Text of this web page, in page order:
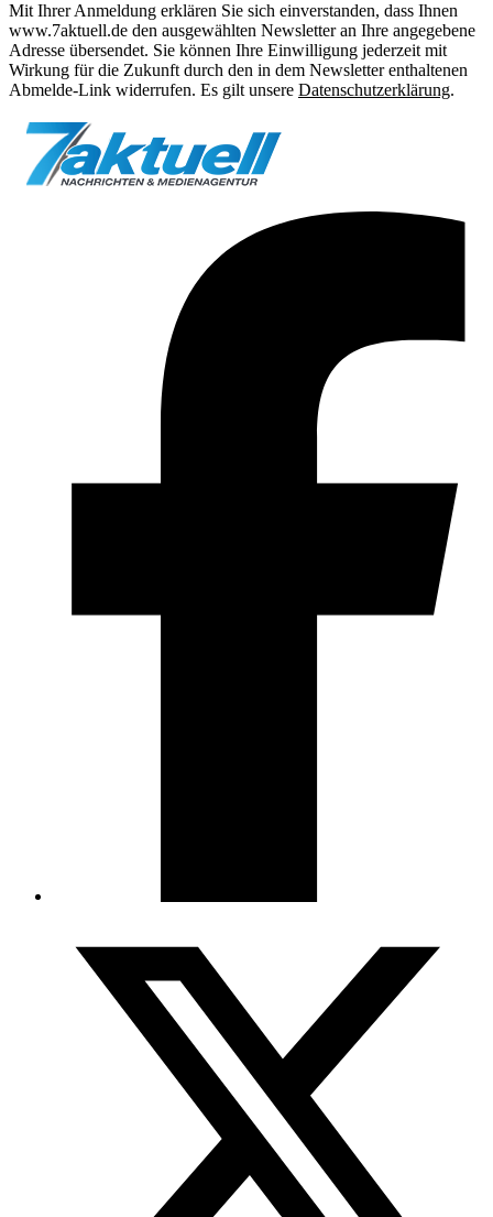
Mit Ihrer Anmeldung erklären Sie sich einverstanden, dass Ihnen
www.7aktuell.de den ausgewählten Newsletter an Ihre angegebene
Adresse übersendet. Sie können Ihre Einwilligung jederzeit mit
Wirkung für die Zukunft durch den in dem Newsletter enthaltenen
Abmelde-Link widerrufen. Es gilt unsere Datenschutzerklärung.